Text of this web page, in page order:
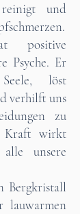
und
positive
Psyche. Er
löst
verhilft uns
zu
Kraft wirkt
unsere
Bergkristall